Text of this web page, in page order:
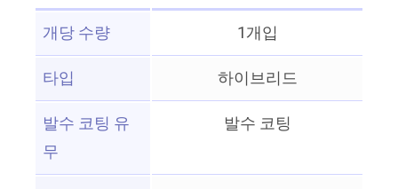
개당 수량
1개입
타입
하이브리드
발수 코팅 유
무
발수 코팅